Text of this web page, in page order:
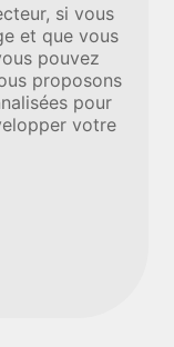
si vous
et que vous
pouvez
proposons
pour
votre